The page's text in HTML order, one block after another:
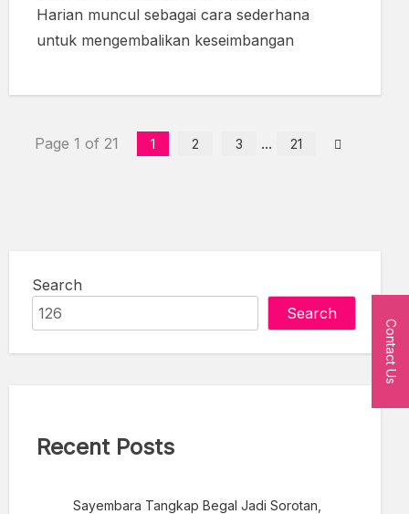
Harian muncul sebagai cara sederhana
untuk mengembalikan keseimbangan
Page 1 of 21 1 2 3 ... 21
Search
Search
Recent Posts
Sayembara Tangkap Begal Jadi Sorotan,
Contact Us